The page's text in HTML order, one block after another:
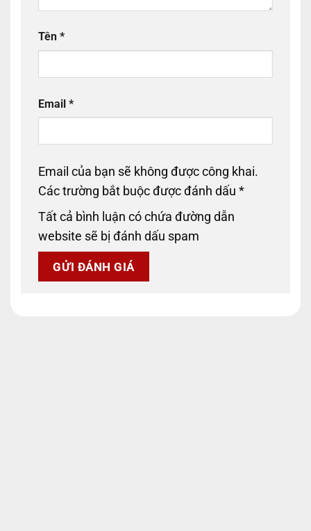
Tên *
Email *
Email của bạn sẽ không được công khai.
Các trường bắt buộc được đánh dấu *
Tất cả bình luận có chứa đường dẫn
website sẽ bị đánh dấu spam